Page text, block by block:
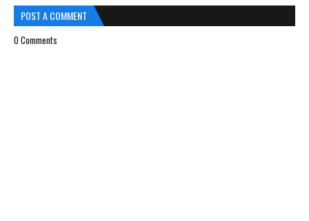
POST A COMMENT
0 Comments